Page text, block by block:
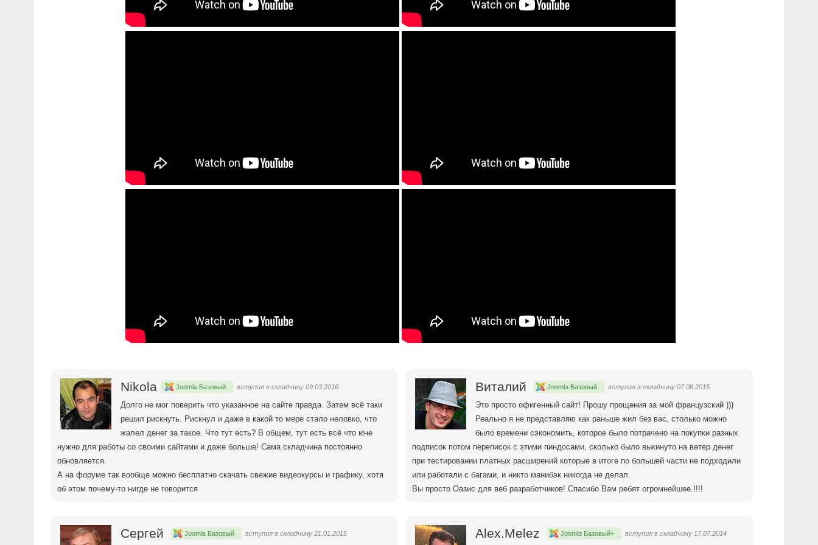
Nikola Joomla Базовый вступил в складчину 09.03.2016
Долго не мог поверить что указанное на сайте правда. Затем всё таки
решил рискнуть. Рискнул и даже в какой то мере стало неловко, что
жалел денег за такое. Что тут есть? В общем, тут есть всё что мне
нужно для работы со своими сайтами и даже больше! Сама складчина постоянно
обновляется.
А на форуме так вообще можно бесплатно скачать свежие видеокурсы и графику, хотя
об этом почему-то нигде не говорится
Виталий Joomla Базовый вступил в складчину 07.08.2015
Это просто офигенный сайт! Прошу прощения за мой французский )))
Реально я не представляю как раньше жил без вас, столько можно
было времени сэкономить, которое было потрачено на покупки разных
подписок потом переписок с этими пиндосами, сколько было выкинуто на ветер денег
при тестировании платных расширений которые в итоге по большей части не подходили
или работали с багами, и никто манибэк никогда не делал.
Вы просто Оазис для веб разработчиков! Спасибо Вам ребят огромнейшее.!!!!
Сергей Joomla Базовый вступил в складчину 21.01.2015 Alex.Melez Joomla Базовый+ вступил в складчину 17.07.2014